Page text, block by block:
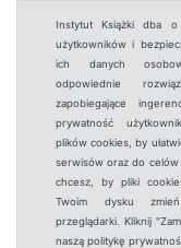
Instytut Książki dba o
użytkowników i
ich danych
odpowiednie
zapobiegające
prywatność
plików cookies, by
serwisów oraz do celów
chcesz, by pliki
Twoim dysku
przeglądarki. Kliknij
naszą politykę